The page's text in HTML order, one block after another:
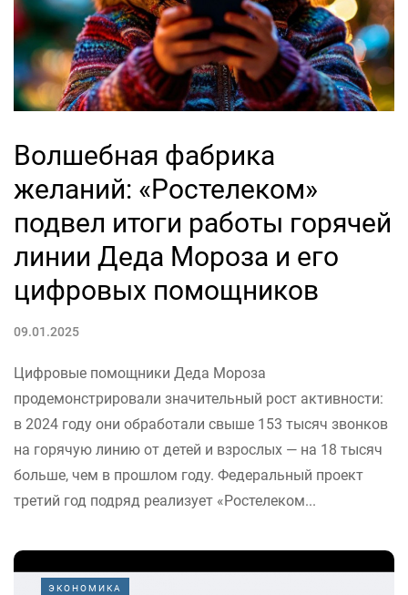
Волшебная фабрика
желаний: «Ростелеком»
подвел итоги работы горячей
линии Деда Мороза и его
цифровых помощников
09.01.2025
Цифровые помощники Деда Мороза
продемонстрировали значительный рост активности:
в 2024 году они обработали свыше 153 тысяч звонков
на горячую линию от детей и взрослых — на 18 тысяч
больше, чем в прошлом году. Федеральный проект
третий год подряд реализует «Ростелеком...
ЭКОНОМИКА